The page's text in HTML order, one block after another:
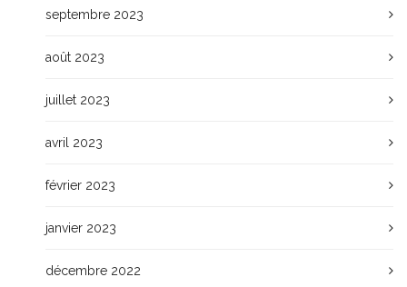
septembre 2023
août 2023
juillet 2023
avril 2023
février 2023
janvier 2023
décembre 2022